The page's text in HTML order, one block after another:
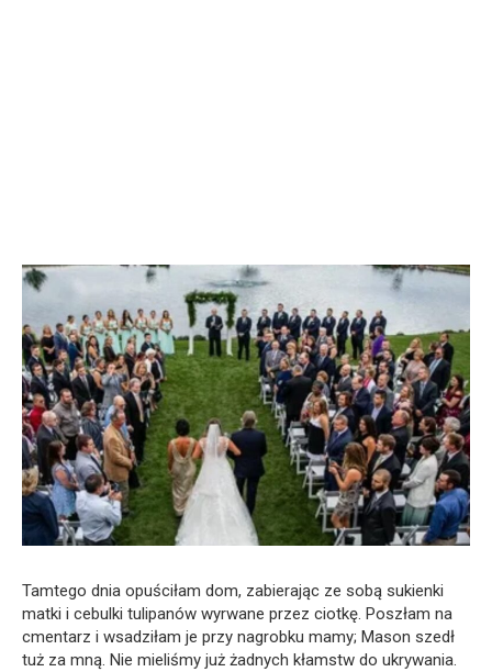
Tamtego dnia opuściłam dom, zabierając ze sobą sukienki
matki i cebulki tulipanów wyrwane przez ciotkę. Poszłam na
cmentarz i wsadziłam je przy nagrobku mamy; Mason szedł
tuż za mną. Nie mieliśmy już żadnych kłamstw do ukrywania.